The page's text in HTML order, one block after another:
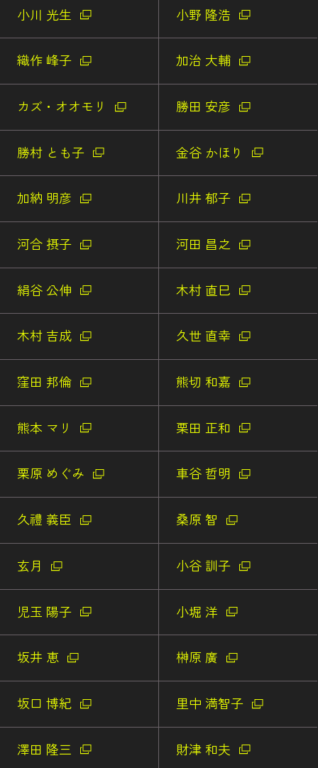
小川 光生 小野 隆浩
織作 峰子 加治 大輔
カズ・オオモリ 勝田 安彦
勝村 とも子 金谷 かほり
加納 明彦 川井 郁子
河合 摂子 河田 昌之
絹谷 公伸 木村 直巳
木村 吉成 久世 直幸
窪田 邦倫 熊切 和嘉
熊本 マリ 栗田 正和
栗原 めぐみ 車谷 哲明
久禮 義臣 桑原 智
玄月 小谷 訓子
児玉 陽子 小堀 洋
坂井 恵 榊原 廣
坂口 博紀 里中 満智子
澤田 隆三 財津 和夫